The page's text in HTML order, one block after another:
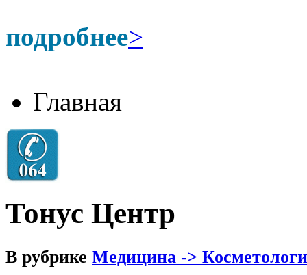
подробнее>
Главная
Тонус Центр
В рубрике Медицина ->